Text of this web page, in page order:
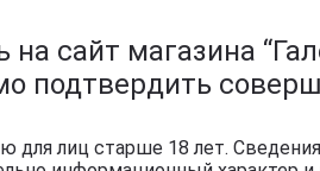
сайт магазина
подтвердить
для лиц старше 18 лет.